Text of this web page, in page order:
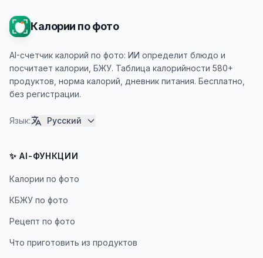
Калории по фото
AI-счетчик калорий по фото: ИИ определит блюдо и
посчитает калории, БЖУ. Таблица калорийности 580+
продуктов, норма калорий, дневник питания. Бесплатно,
без регистрации.
Язык: Русский
✨ AI-ФУНКЦИИ
Калории по фото
КБЖУ по фото
Рецепт по фото
Что приготовить из продуктов